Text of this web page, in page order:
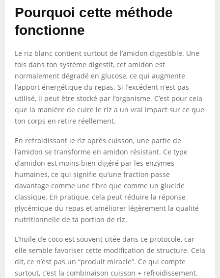
Pourquoi cette méthode
fonctionne
Le riz blanc contient surtout de l’amidon digestible. Une
fois dans ton système digestif, cet amidon est
normalement dégradé en glucose, ce qui augmente
l’apport énergétique du repas. Si l’excédent n’est pas
utilisé, il peut être stocké par l’organisme. C’est pour cela
que la manière de cuire le riz a un vrai impact sur ce que
ton corps en retire réellement.
En refroidissant le riz après cuisson, une partie de
l’amidon se transforme en amidon résistant. Ce type
d’amidon est moins bien digéré par les enzymes
humaines, ce qui signifie qu’une fraction passe
davantage comme une fibre que comme un glucide
classique. En pratique, cela peut réduire la réponse
glycémique du repas et améliorer légèrement la qualité
nutritionnelle de ta portion de riz.
L’huile de coco est souvent citée dans ce protocole, car
elle semble favoriser cette modification de structure. Cela
dit, ce n’est pas un “produit miracle”. Ce qui compte
surtout, c’est la combinaison cuisson + refroidissement.